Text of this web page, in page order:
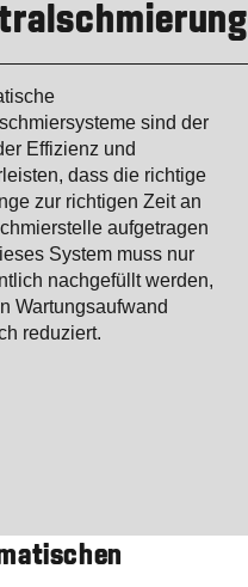
sind der
Effizienz und
dass die richtige
zur richtigen Zeit an
aufgetragen
System muss nur
nachgefüllt werden,
Wartungsaufwand
reduziert.